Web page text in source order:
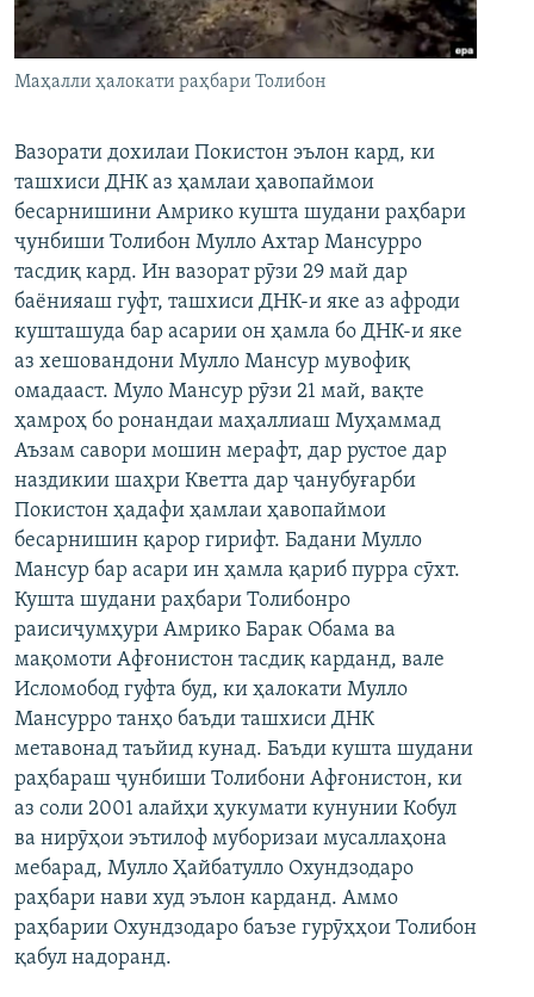
ГУЗОРИШҲОИ РАДИОӢ
Русский
Ҳамаи сомонаҳои RFE/RL
Маҳалли ҳалокати раҳбари Толибон
Вазорати дохилаи Покистон эълон кард, ки
ташхиси ДНК аз ҳамлаи ҳавопаймои
бесарнишини Амрико кушта шудани раҳбари
ҷунбиши Толибон Мулло Ахтар Мансурро
тасдиқ кард. Ин вазорат рӯзи 29 май дар
баёнияаш гуфт, ташхиси ДНК-и яке аз афроди
кушташуда бар асарии он ҳамла бо ДНК-и яке
аз хешовандони Мулло Мансур мувофиқ
омадааст. Муло Мансур рӯзи 21 май, вақте
ҳамроҳ бо ронандаи маҳаллиаш Муҳаммад
Аъзам савори мошин мерафт, дар рустое дар
наздикии шаҳри Кветта дар ҷанубуғарби
Покистон ҳадафи ҳамлаи ҳавопаймои
бесарнишин қарор гирифт. Бадани Мулло
Мансур бар асари ин ҳамла қариб пурра сӯхт.
Кушта шудани раҳбари Толибонро
раисиҷумҳури Амрико Барак Обама ва
мақомоти Афғонистон тасдиқ карданд, вале
Исломобод гуфта буд, ки ҳалокати Мулло
Мансурро танҳо баъди ташхиси ДНК
метавонад таъйид кунад. Баъди кушта шудани
раҳбараш ҷунбиши Толибони Афғонистон, ки
аз соли 2001 алайҳи ҳукумати кунунии Кобул
ва нирӯҳои эътилоф муборизаи мусаллаҳона
мебарад, Мулло Ҳайбатулло Охундзодаро
раҳбари нави худ эълон карданд. Аммо
раҳбарии Охундзодаро баъзе гурӯҳҳои Толибон
қабул надоранд.